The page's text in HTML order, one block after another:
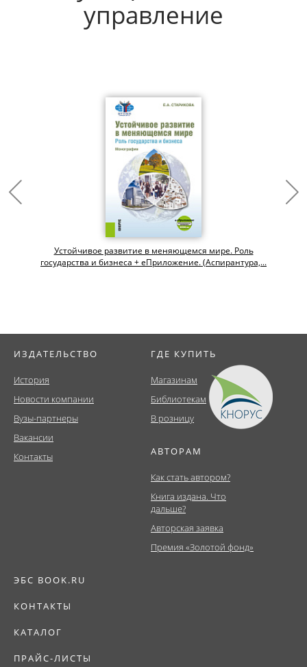
управление
Устойчивое развитие в меняющемся мире. Роль
государства и бизнеса + еПриложение. (Аспирантура,...
ИЗДАТЕЛЬСТВО
История
Новости компании
Вузы-партнеры
Вакансии
Контакты
ГДЕ КУПИТЬ
Магазинам
Библиотекам
В розницу
АВТОРАМ
Как стать автором?
Книга издана. Что
дальше?
Авторская заявка
Премия «Золотой фонд»
ЭБС BOOK.RU
КОНТАКТЫ
КАТАЛОГ
ПРАЙС-ЛИСТЫ